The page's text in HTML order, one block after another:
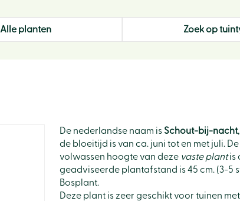
Alle planten Zoek op
De nederlandse naam is Schout-bij-nacht
de bloeitijd is van ca. juni tot en met juli.
volwassen hoogte van deze vaste plantis
geadviseerde plantafstand is 45 cm. (3-5
Bosplant.
Deze plant is zeer geschikt voor tuinen